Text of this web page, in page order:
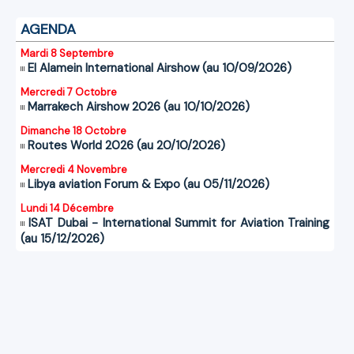
AGENDA
Mardi 8 Septembre
El Alamein International Airshow (au 10/09/2026)
Mercredi 7 Octobre
Marrakech Airshow 2026 (au 10/10/2026)
Dimanche 18 Octobre
Routes World 2026 (au 20/10/2026)
Mercredi 4 Novembre
Libya aviation Forum & Expo (au 05/11/2026)
Lundi 14 Décembre
ISAT Dubai - International Summit for Aviation Training
(au 15/12/2026)